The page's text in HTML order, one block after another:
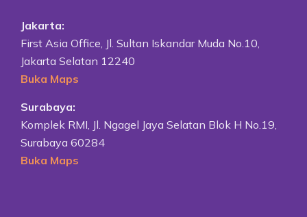
Jakarta:
First Asia Office, Jl. Sultan Iskandar Muda No.10,
Jakarta Selatan 12240
Buka Maps
Surabaya:
Komplek RMI, Jl. Ngagel Jaya Selatan Blok H No.19,
Surabaya 60284
Buka Maps